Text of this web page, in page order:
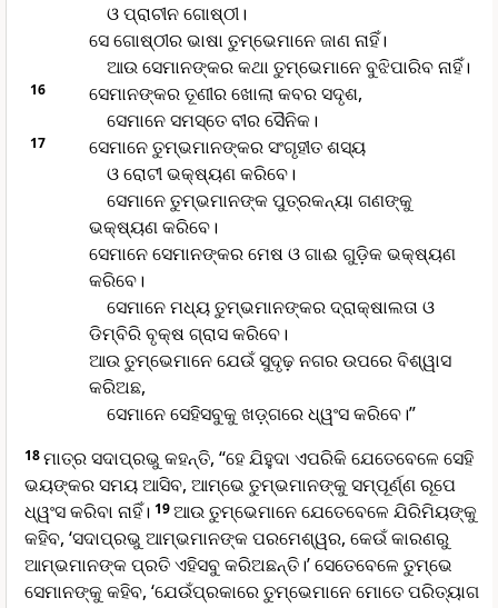
ଓ ପ୍ରାଚୀନ ଗୋଷ୍ଠୀ।
ସେ ଗୋଷ୍ଠୀର ଭାଷା ତୁମ୍ଭେମାନେ ଜାଣ ନାହିଁ।
ଆଉ ସେମାନଙ୍କର କଥା ତୁମ୍ଭେମାନେ ବୁଝିପାରିବ ନାହିଁ।
16
ସେମାନଙ୍କର ତୂଣୀର ଖୋଲା କବର ସଦୃଶ,
ସେମାନେ ସମସ୍ତେ ବୀର ସୈନିକ।
17
ସେମାନେ ତୁମ୍ଭମାନଙ୍କର ସଂଗୃହୀତ ଶସ୍ୟ
ଓ ରୋଟୀ ଭକ୍ଷ୍ୟଣ କରିବେ।
ସେମାନେ ତୁମ୍ଭମାନଙ୍କ ପୁତ୍ରକନ୍ୟା ଗଣଙ୍କୁ
ଭକ୍ଷ୍ୟଣ କରିବେ।
ସେମାନେ ସେମାନଙ୍କର ମେଷ ଓ ଗାଈ ଗୁଡ଼ିକ ଭକ୍ଷ୍ୟଣ
କରିବେ।
ସେମାନେ ମଧ୍ୟ ତୁମ୍ଭମାନଙ୍କର ଦ୍ରାକ୍ଷାଲତା ଓ
ଡିମ୍ବିରି ବୃକ୍ଷ ଗ୍ରାସ କରିବେ।
ଆଉ ତୁମ୍ଭେମାନେ ଯେଉଁ ସୁଦୃଢ଼ ନଗର ଉପରେ ବିଶ୍ୱାସ
କରିଅଛ,
ସେମାନେ ସେହିସବୁକୁ ‌‌ଖ‌ଡ଼୍‌ଗରେ ଧ୍ୱଂସ କରିବେ।”
18ମାତ୍ର ସଦାପ୍ରଭୁ କହନ୍ତି, “ହେ ଯିହୁଦା ଏପରିକି ଯେତେବେଳେ ସେହି
ଭୟଙ୍କର ସମୟ ଆସିବ, ଆମ୍ଭେ ତୁମ୍ଭମାନଙ୍କୁ ସମ୍ପୂର୍ଣ୍ଣ ରୂପେ
ଧ୍ୱଂସ କରିବା ନାହିଁ। 19ଆଉ ତୁମ୍ଭେମାନେ ଯେତେବେଳେ ଯିରିମିୟଙ୍କୁ
କହିବ, ‘ସଦାପ୍ରଭୁ ଆମ୍ଭମାନଙ୍କ ପରମେଶ୍ୱର, କେଉଁ କାରଣରୁ
ଆମ୍ଭମାନଙ୍କ ପ୍ରତି ଏହିସବୁ କରିଅଛନ୍ତି।’ ସେତେବେଳେ ତୁମ୍ଭେ
ସେମାନଙ୍କୁ କହିବ, ‘ଯେଉଁପ୍ରକାରେ ତୁମ୍ଭେମାନେ ମୋତେ ପରିତ୍ୟାଗ